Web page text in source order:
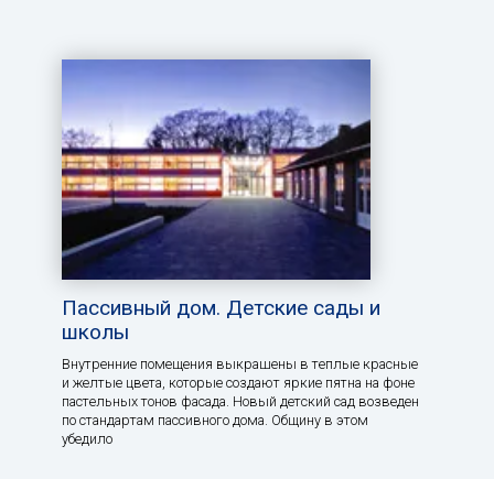
Пассивный дом. Детские сады и
школы
Внутренние помещения выкрашены в теплые красные
и желтые цвета, которые создают яркие пятна на фоне
пастельных тонов фасада. Новый детский сад возведен
по стандартам пассивного дома. Общину в этом
убедило